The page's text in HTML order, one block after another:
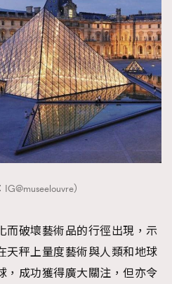
）
而破壞藝術品的行徑出現，示
天秤上量度藝術與人類和地球
，成功獲得廣大關注，但亦令